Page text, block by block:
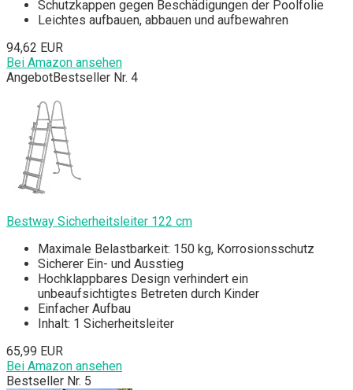
Schutzkappen gegen Beschädigungen der Poolfolie
Leichtes aufbauen, abbauen und aufbewahren
94,62 EUR
Bei Amazon ansehen
AngebotBestseller Nr. 4
Bestway Sicherheitsleiter 122 cm
Maximale Belastbarkeit: 150 kg, Korrosionsschutz
Sicherer Ein- und Ausstieg
Hochklappbares Design verhindert ein
unbeaufsichtigtes Betreten durch Kinder
Einfacher Aufbau
Inhalt: 1 Sicherheitsleiter
65,99 EUR
Bei Amazon ansehen
Bestseller Nr. 5